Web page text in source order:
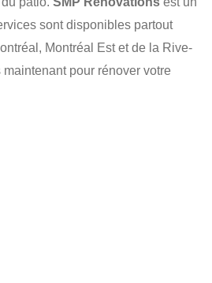
sont disponibles partout
Montréal Est et de la Rive-
pour rénover votre